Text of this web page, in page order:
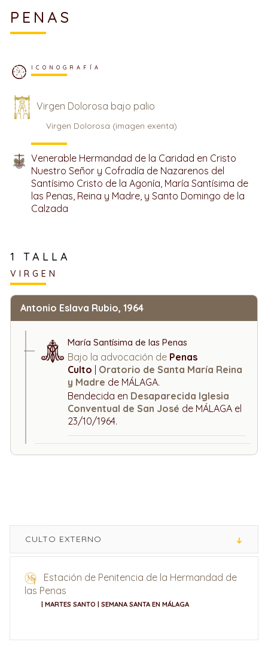
PENAS
ICONOGRAFÍA
Virgen Dolorosa bajo palio
Virgen Dolorosa (imagen exenta)
Venerable Hermandad de la Caridad en Cristo
Nuestro Señor y Cofradía de Nazarenos del
Santísimo Cristo de la Agonía, María Santísima de
las Penas, Reina y Madre, y Santo Domingo de la
Calzada
1 TALLA
VIRGEN
Antonio Eslava Rubio, 1964
María Santísima de las Penas
Bajo la advocación de Penas
Culto
Oratorio de Santa María Reina
y Madre de MÁLAGA.
Bendecida en Desaparecida Iglesia
Conventual de San José de MÁLAGA el
23/10/1964.
CULTO EXTERNO
Estación de Penitencia de la Hermandad de
las Penas
| MARTES SANTO | SEMANA SANTA EN MÁLAGA